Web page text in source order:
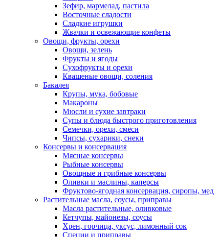
Зефир, мармелад, пастила
Восточные сладости
Сладкие игрушки
Жвачки и освежающие конфеты
Овощи, фрукты, орехи
Овощи, зелень
Фрукты и ягоды
Сухофрукты и орехи
Квашеные овощи, соления
Бакалея
Крупы, мука, бобовые
Макароны
Мюсли и сухие завтраки
Супы и блюда быстрого приготовления
Семечки, орехи, смеси
Чипсы, сухарики, снеки
Консервы и консервация
Мясные консервы
Рыбные консервы
Овощные и грибные консервы
Оливки и маслины, каперсы
Фруктово-ягодная консервация, сиропы, мед
Растительные масла, соусы, приправы
Масла растительные, оливковые
Кетчупы, майонезы, соусы
Хрен, горчица, уксус, лимонный сок
Специи и приправы